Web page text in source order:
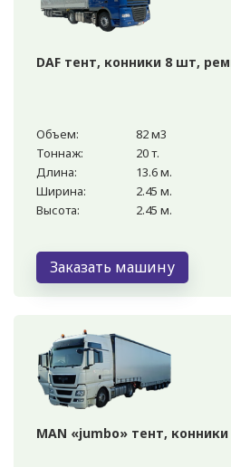
DAF тент, конники 8 шт,
Объем:
82 м3
Тоннаж:
20 т.
Длина:
13.6 м.
Ширина:
2.45 м.
Высота:
2.45 м.
Заказать машину
MAN «jumbo» тент,